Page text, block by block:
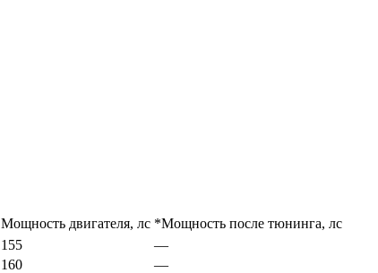
Мощность двигателя, лс *Мощность после тюнинга, лс
155
—
160
—